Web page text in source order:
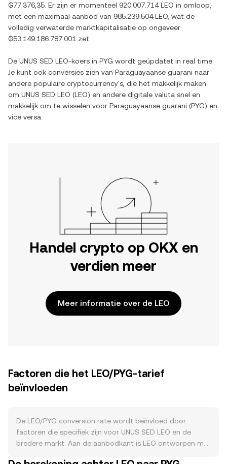
₲77.376,35 . Er zijn er momenteel 920.007.714 LEO in omloop,
met een maximaal aanbod van 985.239.504 LEO , wat de
volledig verwaterde marktkapitalisatie op ongeveer
₲53.149.186.787.001 zet.
De UNUS SED LEO-koers in PYG wordt geüpdatet in real time.
Je kunt ook conversies zien van Paraguayaanse guarani naar
andere populaire cryptocurrency's, die het makkelijk maken
om UNUS SED LEO (LEO) en andere digitale valuta snel en
makkelijk om te wisselen voor Paraguayaanse guarani (PYG) en
vice versa.
Handel crypto op OKX en
verdien meer
Meer informatie over de LEO
Factoren die het LEO/PYG-tarief
beïnvloeden
De LEO/PYG conversion rate wordt beïnvloed door
factoren die specifiek zijn voor UNUS SED LEO en de
bredere markt. Aan de aanbodkant is LEO ontworpen met